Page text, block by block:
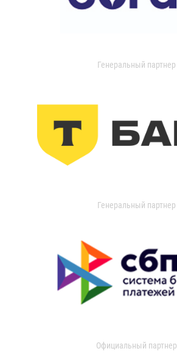
Генеральный партнер
Генеральный партнер
Официальный партнер